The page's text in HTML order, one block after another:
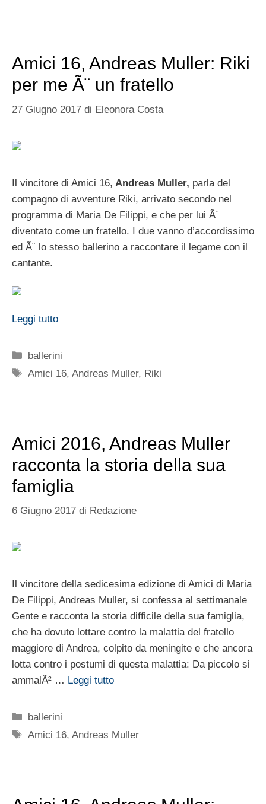
Amici 16, Andreas Muller: Riki
per me Ã¨ un fratello
27 Giugno 2017 di Eleonora Costa
Il vincitore di Amici 16, Andreas Muller, parla del
compagno di avventure Riki, arrivato secondo nel
programma di Maria De Filippi, e che per lui Ã¨
diventato come un fratello. I due vanno d’accordissimo
ed Ã¨ lo stesso ballerino a raccontare il legame con il
cantante.
Leggi tutto
Categorie
ballerini
Tag
Amici 16,Andreas Muller, Riki
Amici 2016, Andreas Muller
racconta la storia della sua
famiglia
6 Giugno 2017 di Redazione
Il vincitore della sedicesima edizione di Amici di Maria
De Filippi, Andreas Muller, si confessa al settimanale
Gente e racconta la storia difficile della sua famiglia,
che ha dovuto lottare contro la malattia del fratello
maggiore di Andrea, colpito da meningite e che ancora
lotta contro i postumi di questa malattia: Da piccolo si
ammalÃ² … Leggi tutto
Categorie
ballerini
Tag
Amici 16,Andreas Muller